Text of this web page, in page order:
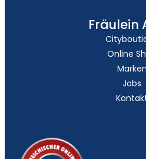
Fräulein
Online
Marken
Jobs